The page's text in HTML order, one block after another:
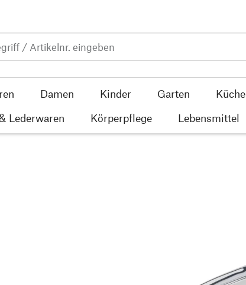
Damen Kinder Garten Küche
Lederwaren Körperpflege Lebensmittel